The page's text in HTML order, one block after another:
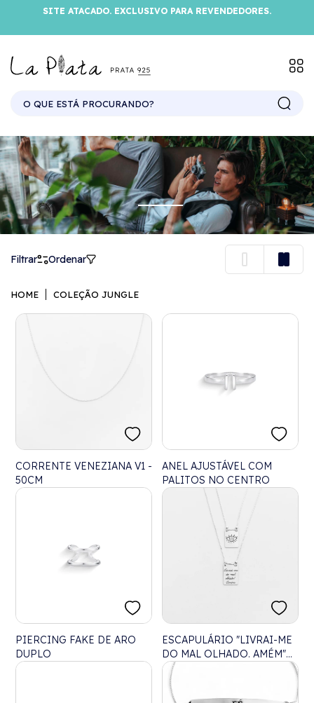
SITE ATACADO. EXCLUSIVO PARA REVENDEDORES.
Filtrar Ordenar
HOME COLEÇÃO JUNGLE
CORRENTE VENEZIANA V1 -
50CM
ANEL AJUSTÁVEL COM
PALITOS NO CENTRO
PIERCING FAKE DE ARO
DUPLO
ESCAPULÁRIO "LIVRAI-ME
DO MAL OLHADO. AMÉM"
COM OLHO